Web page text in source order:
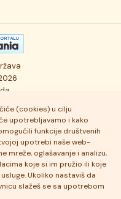
(cookies) u cilju
upotrebljavamo i kako
funkcije društvenih
upotrebi naše web-
mreže, oglašavanje i analizu,
koje si im pružio ili koje
Ukoliko nastaviš da
slažeš se sa upotrebom
pitanja
·